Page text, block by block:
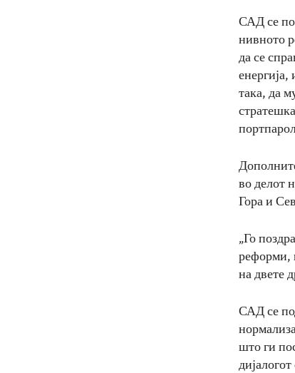
САД се
нивното
да се
така, да
во делот
Гора и
„Го
реформи,
на двете
САД се
што ги